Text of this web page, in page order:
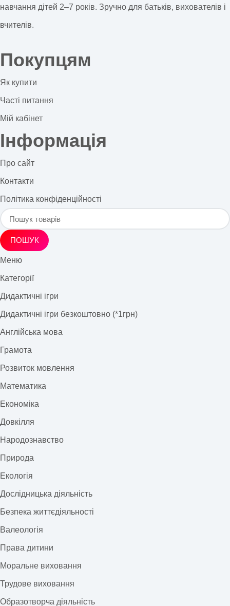
навчання дітей 2–7 років. Зручно для батьків, вихователів і
вчителів.
Покупцям
Як купити
Часті питання
Мій кабінет
Інформація
Про сайт
Контакти
Політика конфіденційності
ПОШУК
Меню
Категорії
Дидактичні ігри
Дидактичні ігри безкоштовно (*1грн)
Англійська мова
Грамота
Розвиток мовлення
Математика
Економіка
Довкілля
Народознавство
Природа
Екологія
Дослідницька діяльність
Безпека життєдіяльності
Валеологія
Права дитини
Моральне виховання
Трудове виховання
Образотворча діяльність